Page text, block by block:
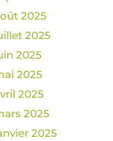
2025
2025
2025
2025
2025
2025
2025